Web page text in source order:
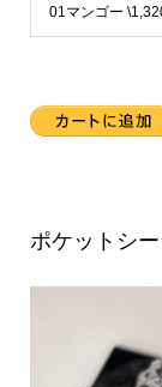
ポケットシ